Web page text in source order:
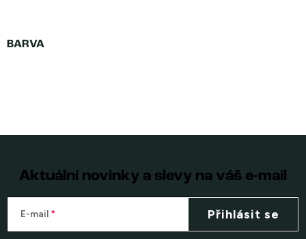
Aktuální novinky a slevy na váš e-mail
E-mail Přihlásit se